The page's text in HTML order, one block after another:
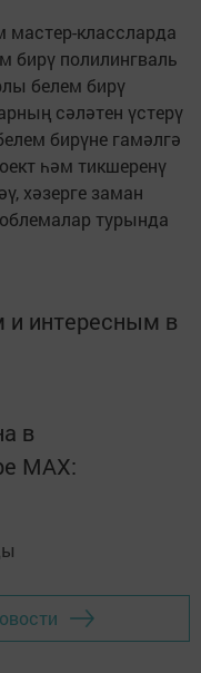
классларда
бирү полилингваль
белем бирү
сәләтен үстерү
бирүне гамәлгә
һәм тикшеренү
хәзерге заман
турында
интересным в
в
MАХ: